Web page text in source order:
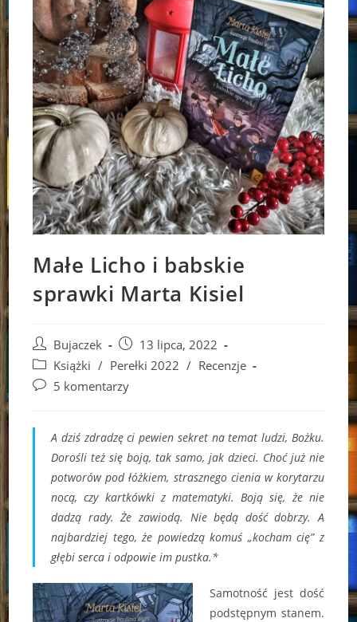
Małe Licho i babskie
sprawki Marta Kisiel
Post
author:
Bujaczek
Post
published:
13 lipca, 2022
Post
category:
Książki / Perełki 2022 / Recenzje
Post5 komentarzy
A dziś zdradzę ci pewien sekret na temat ludzi, Bożku.
Dorośli też się boją, tak samo, jak dzieci. Choć już nie
potworów pod łóżkiem, strasznego cienia w korytarzu
nocą, czy kartkówki z matematyki. Boją się, że nie
dadzą rady. Że zawiodą. Nie będą dość dobrzy. A
najbardziej tego, że powiedzą komuś „kocham cię” z
głębi serca i odpowie im pustka.*
Samotność jest dość
podstępnym stanem.